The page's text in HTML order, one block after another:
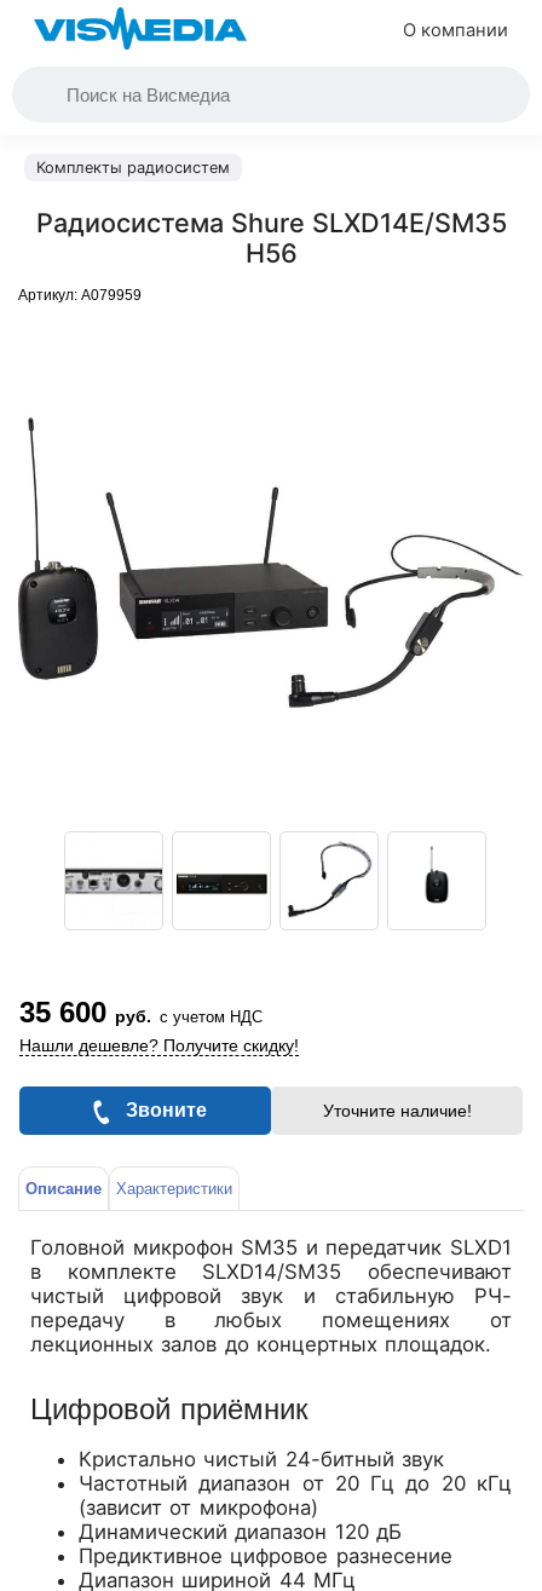
О компании
Комплекты радиосистем
Радиосистема Shure SLXD14E/SM35
H56
Артикул: A079959
35 600 руб. с учетом НДС
Нашли дешевле? Получите скидку!
Звоните Уточните наличие!
Описание Характеристики
Головной микрофон SM35 и передатчик SLXD1
в комплекте SLXD14/SM35 обеспечивают
чистый цифровой звук и стабильную РЧ-
передачу в любых помещениях от
лекционных залов до концертных площадок.
Цифровой приёмник
Кристально чистый 24-битный звук
Частотный диапазон от 20 Гц до 20 кГц
(зависит от микрофона)
Динамический диапазон 120 дБ
Предиктивное цифровое разнесение
Диапазон шириной 44 МГц